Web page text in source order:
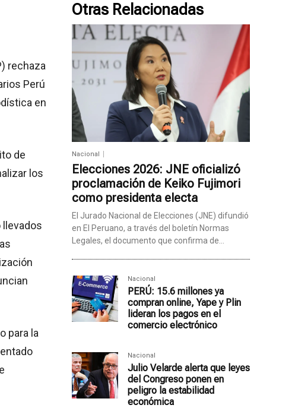
rechaza
Perú
en
de
los
llevados
para la
Otras Relacionadas
Nacional
Elecciones 2026: JNE oficializó
proclamación de Keiko Fujimori
como presidenta electa
El Jurado Nacional de Elecciones (JNE) difundió
en El Peruano, a través del boletín Normas
Legales, el documento que confirma de...
Nacional
PERÚ: 15.6 millones ya
compran online, Yape y Plin
lideran los pagos en el
comercio electrónico
Nacional
Julio Velarde alerta que leyes
del Congreso ponen en
peligro la estabilidad
económica